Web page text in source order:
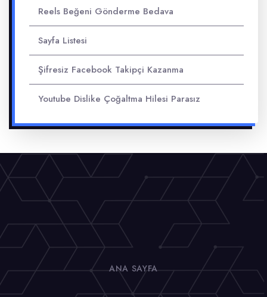
Reels Beğeni Gönderme Bedava
Sayfa Listesi
Şifresiz Facebook Takipçi Kazanma
Youtube Dislike Çoğaltma Hilesi Parasız
ANA SAYFA